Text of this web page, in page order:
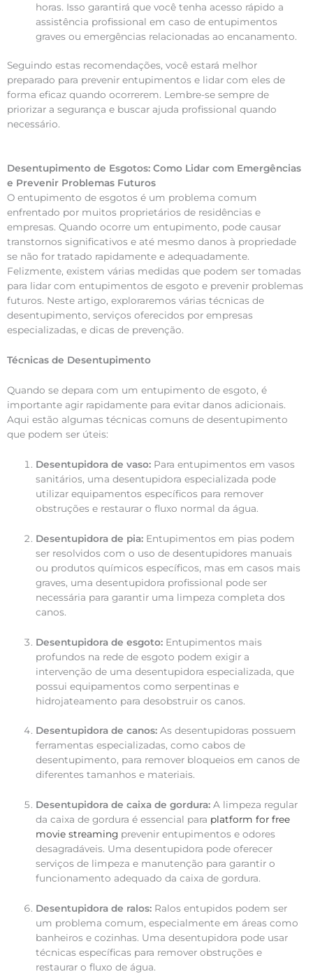
horas. Isso garantirá que você tenha acesso rápido a
assistência profissional em caso de entupimentos
graves ou emergências relacionadas ao encanamento.
Seguindo estas recomendações, você estará melhor
preparado para prevenir entupimentos e lidar com eles de
forma eficaz quando ocorrerem. Lembre-se sempre de
priorizar a segurança e buscar ajuda profissional quando
necessário.
Desentupimento de Esgotos: Como Lidar com Emergências
e Prevenir Problemas Futuros
O entupimento de esgotos é um problema comum
enfrentado por muitos proprietários de residências e
empresas. Quando ocorre um entupimento, pode causar
transtornos significativos e até mesmo danos à propriedade
se não for tratado rapidamente e adequadamente.
Felizmente, existem várias medidas que podem ser tomadas
para lidar com entupimentos de esgoto e prevenir problemas
futuros. Neste artigo, exploraremos várias técnicas de
desentupimento, serviços oferecidos por empresas
especializadas, e dicas de prevenção.
Técnicas de Desentupimento
Quando se depara com um entupimento de esgoto, é
importante agir rapidamente para evitar danos adicionais.
Aqui estão algumas técnicas comuns de desentupimento
que podem ser úteis:
Desentupidora de vaso: Para entupimentos em vasos
sanitários, uma desentupidora especializada pode
utilizar equipamentos específicos para remover
obstruções e restaurar o fluxo normal da água.
Desentupidora de pia: Entupimentos em pias podem
ser resolvidos com o uso de desentupidores manuais
ou produtos químicos específicos, mas em casos mais
graves, uma desentupidora profissional pode ser
necessária para garantir uma limpeza completa dos
canos.
Desentupidora de esgoto: Entupimentos mais
profundos na rede de esgoto podem exigir a
intervenção de uma desentupidora especializada, que
possui equipamentos como serpentinas e
hidrojateamento para desobstruir os canos.
Desentupidora de canos: As desentupidoras possuem
ferramentas especializadas, como cabos de
desentupimento, para remover bloqueios em canos de
diferentes tamanhos e materiais.
Desentupidora de caixa de gordura: A limpeza regular
da caixa de gordura é essencial para platform for free
movie streaming prevenir entupimentos e odores
desagradáveis. Uma desentupidora pode oferecer
serviços de limpeza e manutenção para garantir o
funcionamento adequado da caixa de gordura.
Desentupidora de ralos: Ralos entupidos podem ser
um problema comum, especialmente em áreas como
banheiros e cozinhas. Uma desentupidora pode usar
técnicas específicas para remover obstruções e
restaurar o fluxo de água.